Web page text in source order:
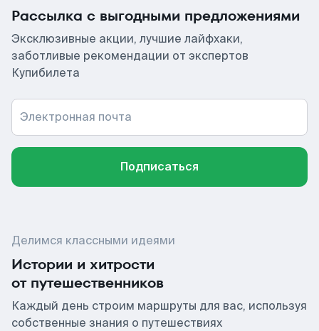
Рассылка с выгодными предложениями
Эксклюзивные акции, лучшие лайфхаки,
заботливые рекомендации от экспертов
Купибилета
Электронная почта
Подписаться
Делимся классными идеями
Истории и хитрости
от путешественников
Каждый день строим маршруты для вас, используя
собственные знания о путешествиях